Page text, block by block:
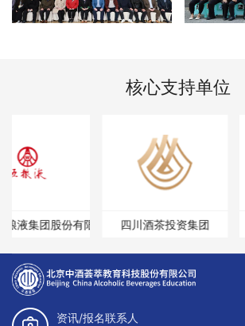
核心支持单位
液集团股份有限公司 四川酒茶投资集团
资讯/报名联系人